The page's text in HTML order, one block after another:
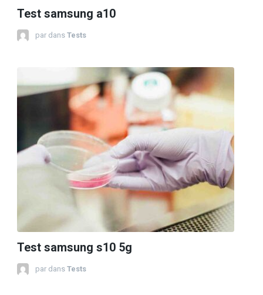
Test samsung a10
par dans Tests
Test samsung s10 5g
par dans Tests